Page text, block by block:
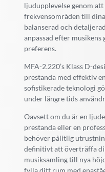
ljudupplevelse genom
frekvensområden till
balanserad och
anpassad efter
preferens.
MFA-2.220’s Klass D-
prestanda med effektiv
sofistikerade teknologi
under längre tids
Oavsett om du är en
prestanda eller en
behöver pålitlig
definitivt att överträffa
musiksamling till nya